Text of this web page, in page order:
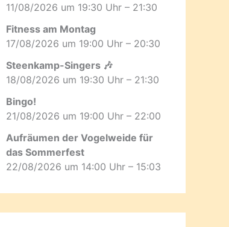
11/08/2026 um 19:30 Uhr – 21:30
Fitness am Montag
17/08/2026 um 19:00 Uhr – 20:30
Steenkamp-Singers 🎶
18/08/2026 um 19:30 Uhr – 21:30
Bingo!
21/08/2026 um 19:00 Uhr – 22:00
Aufräumen der Vogelweide für
das Sommerfest
22/08/2026 um 14:00 Uhr – 15:03